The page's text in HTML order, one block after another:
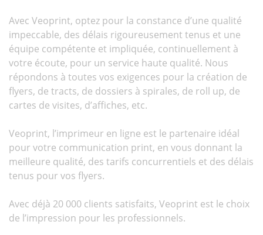
Avec Veoprint, optez pour la constance d’une qualité
impeccable, des délais rigoureusement tenus et une
équipe compétente et impliquée, continuellement à
votre écoute, pour un service haute qualité. Nous
répondons à toutes vos exigences pour la création de
flyers, de tracts, de dossiers à spirales, de roll up, de
cartes de visites, d’affiches, etc.
Veoprint, l’imprimeur en ligne est le partenaire idéal
pour votre communication print, en vous donnant la
meilleure qualité, des tarifs concurrentiels et des délais
tenus pour vos flyers.
Avec déjà 20 000 clients satisfaits, Veoprint est le choix
de l’impression pour les professionnels.